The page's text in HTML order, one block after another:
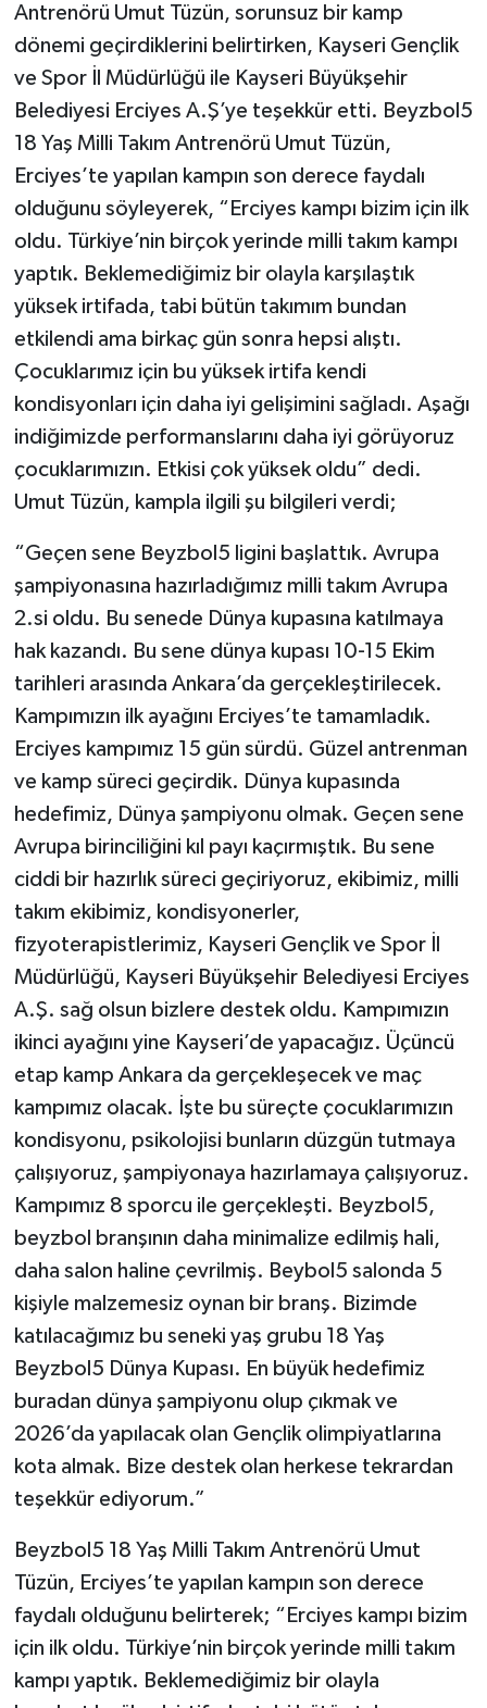
Antrenörü Umut Tüzün, sorunsuz bir kamp
dönemi geçirdiklerini belirtirken, Kayseri Gençlik
ve Spor İl Müdürlüğü ile Kayseri Büyükşehir
Belediyesi Erciyes A.Ş’ye teşekkür etti. Beyzbol5
18 Yaş Milli Takım Antrenörü Umut Tüzün,
Erciyes’te yapılan kampın son derece faydalı
olduğunu söyleyerek, “Erciyes kampı bizim için ilk
oldu. Türkiye’nin birçok yerinde milli takım kampı
yaptık. Beklemediğimiz bir olayla karşılaştık
yüksek irtifada, tabi bütün takımım bundan
etkilendi ama birkaç gün sonra hepsi alıştı.
Çocuklarımız için bu yüksek irtifa kendi
kondisyonları için daha iyi gelişimini sağladı. Aşağı
indiğimizde performanslarını daha iyi görüyoruz
çocuklarımızın. Etkisi çok yüksek oldu” dedi.
Umut Tüzün, kampla ilgili şu bilgileri verdi;
“Geçen sene Beyzbol5 ligini başlattık. Avrupa
şampiyonasına hazırladığımız milli takım Avrupa
2.si oldu. Bu senede Dünya kupasına katılmaya
hak kazandı. Bu sene dünya kupası 10-15 Ekim
tarihleri arasında Ankara’da gerçekleştirilecek.
Kampımızın ilk ayağını Erciyes’te tamamladık.
Erciyes kampımız 15 gün sürdü. Güzel antrenman
ve kamp süreci geçirdik. Dünya kupasında
hedefimiz, Dünya şampiyonu olmak. Geçen sene
Avrupa birinciliğini kıl payı kaçırmıştık. Bu sene
ciddi bir hazırlık süreci geçiriyoruz, ekibimiz, milli
takım ekibimiz, kondisyonerler,
fizyoterapistlerimiz, Kayseri Gençlik ve Spor İl
Müdürlüğü, Kayseri Büyükşehir Belediyesi Erciyes
A.Ş. sağ olsun bizlere destek oldu. Kampımızın
ikinci ayağını yine Kayseri’de yapacağız. Üçüncü
etap kamp Ankara da gerçekleşecek ve maç
kampımız olacak. İşte bu süreçte çocuklarımızın
kondisyonu, psikolojisi bunların düzgün tutmaya
çalışıyoruz, şampiyonaya hazırlamaya çalışıyoruz.
Kampımız 8 sporcu ile gerçekleşti. Beyzbol5,
beyzbol branşının daha minimalize edilmiş hali,
daha salon haline çevrilmiş. Beybol5 salonda 5
kişiyle malzemesiz oynan bir branş. Bizimde
katılacağımız bu seneki yaş grubu 18 Yaş
Beyzbol5 Dünya Kupası. En büyük hedefimiz
buradan dünya şampiyonu olup çıkmak ve
2026’da yapılacak olan Gençlik olimpiyatlarına
kota almak. Bize destek olan herkese tekrardan
teşekkür ediyorum.”
Beyzbol5 18 Yaş Milli Takım Antrenörü Umut
Tüzün, Erciyes’te yapılan kampın son derece
faydalı olduğunu belirterek; “Erciyes kampı bizim
için ilk oldu. Türkiye’nin birçok yerinde milli takım
kampı yaptık. Beklemediğimiz bir olayla